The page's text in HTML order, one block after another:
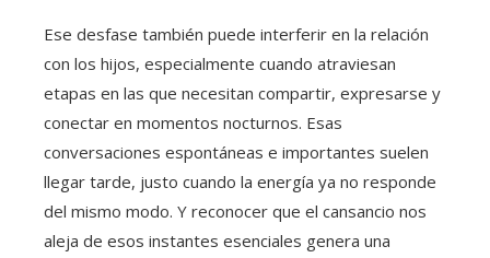
Ese desfase también puede interferir en la relación
con los hijos, especialmente cuando atraviesan
etapas en las que necesitan compartir, expresarse y
conectar en momentos nocturnos. Esas
conversaciones espontáneas e importantes suelen
llegar tarde, justo cuando la energía ya no responde
del mismo modo. Y reconocer que el cansancio nos
aleja de esos instantes esenciales genera una